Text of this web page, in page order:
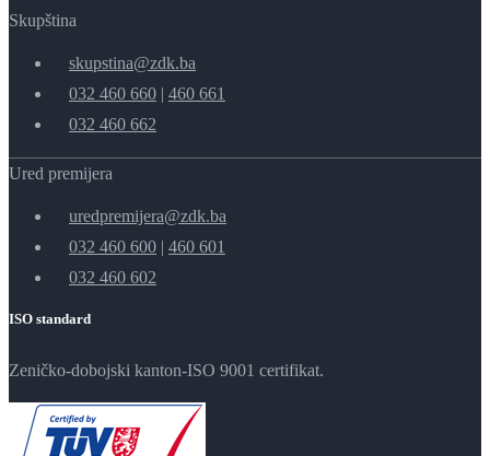
Skupština
skupstina@zdk.ba
032 460 660 | 460 661
032 460 662
Ured premijera
uredpremijera@zdk.ba
032 460 600 | 460 601
032 460 602
ISO standard
Zeničko-dobojski kanton-ISO 9001 certifikat.